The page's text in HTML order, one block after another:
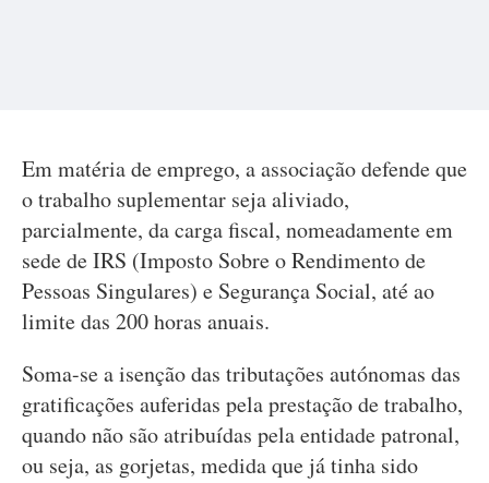
Em matéria de emprego, a associação defende que
o trabalho suplementar seja aliviado,
parcialmente, da carga fiscal, nomeadamente em
sede de IRS (Imposto Sobre o Rendimento de
Pessoas Singulares) e Segurança Social, até ao
limite das 200 horas anuais.
Soma-se a isenção das tributações autónomas das
gratificações auferidas pela prestação de trabalho,
quando não são atribuídas pela entidade patronal,
ou seja, as gorjetas, medida que já tinha sido